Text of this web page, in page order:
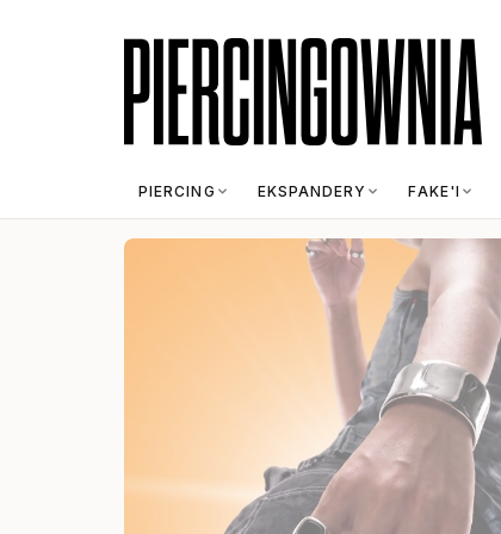
PIERCING EKSPANDERY FAKE'I